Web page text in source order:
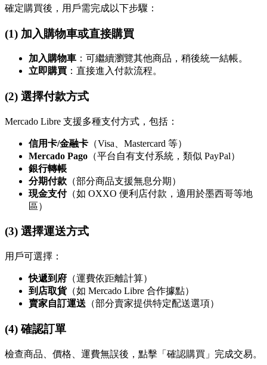
確定購買後，用戶需完成以下步驟：
(1) 加入購物車或直接購買
加入購物車 ：可繼續瀏覽其他商品，稍後統一結帳。
立即購買 ：直接進入付款流程。
(2) 選擇付款方式
Mercado Libre 支援多種支付方式，包括：
信用卡/金融卡 （Visa、Mastercard 等）
Mercado Pago （平台自有支付系統，類似 PayPal）
銀行轉帳
分期付款 （部分商品支援無息分期）
現金支付（如 OXXO 便利店付款，適用於墨西哥等地
區）
(3) 選擇運送方式
用戶可選擇：
快遞到府 （運費依距離計算）
到店取貨（如 Mercado Libre 合作據點）
賣家自訂運送 （部分賣家提供特定配送選項）
(4) 確認訂單
檢查商品、價格、運費無誤後，點擊「確認購買」完成交易。